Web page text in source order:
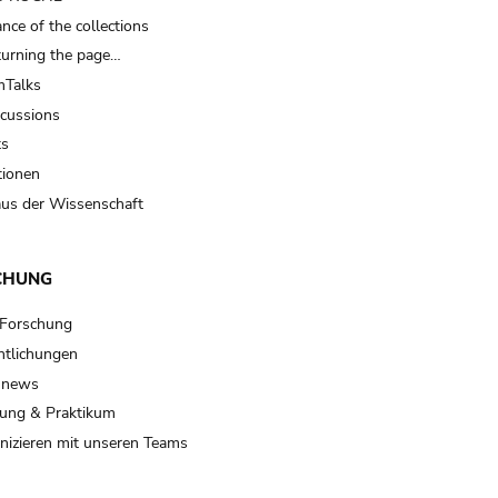
of the collections
the page…
der Wissenschaft
& Praktikum
mit unseren Teams